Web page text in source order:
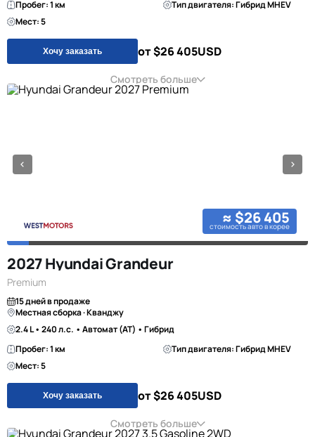
Пробег: 1 км
Тип двигателя: Гибрид MHEV
Мест: 5
Хочу заказать от $26 405USD
Смотреть больше
≈ $26 405
стоимость авто в корее
2027 Hyundai Grandeur
Premium
15 дней в продаже
Местная сборка · Кванджу
2.4 L • 240 л.с. • Автомат (AT) • Гибрид
Пробег: 1 км
Тип двигателя: Гибрид MHEV
Мест: 5
Хочу заказать от $26 405USD
Смотреть больше